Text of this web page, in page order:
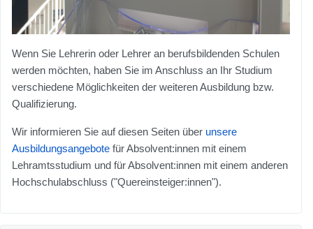
Wenn Sie Lehrerin oder Lehrer an berufsbildenden Schulen
werden möchten, haben Sie im Anschluss an Ihr Studium
verschiedene Möglichkeiten der weiteren Ausbildung bzw.
Qualifizierung.
Wir informieren Sie auf diesen Seiten über unsere
Ausbildungsangebote für Absolvent:innen mit einem
Lehramtsstudium und für Absolvent:innen mit einem anderen
Hochschulabschluss ("Quereinsteiger:innen").